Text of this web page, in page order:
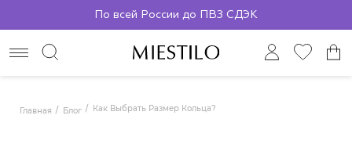
По всей России до ПВЗ СДЭК
Главная Блог Как Выбрать Размер Кольца?